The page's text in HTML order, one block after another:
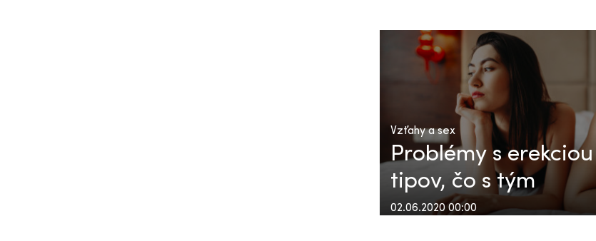
Vzťahy a sex
Problémy s
tipov, čo s tým
02.06.2020 00:00